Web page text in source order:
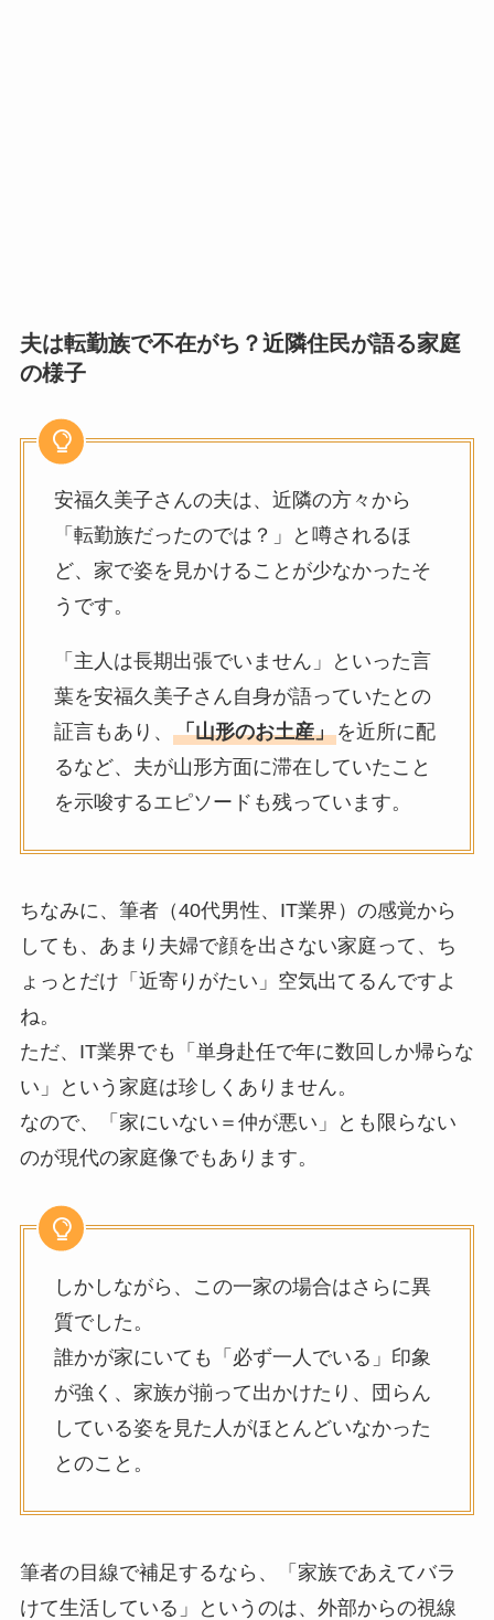
夫は転勤族で不在がち？近隣住民が語る家庭
の様子
安福久美子さんの夫は、近隣の方々から
「転勤族だったのでは？」と噂されるほ
ど、家で姿を見かけることが少なかったそ
うです。
「主人は長期出張でいません」といった言
葉を安福久美子さん自身が語っていたとの
証言もあり、 「山形のお土産」を近所に配
るなど、夫が山形方面に滞在していたこと
を示唆するエピソードも残っています。
ちなみに、筆者（40代男性、IT業界）の感覚から
しても、あまり夫婦で顔を出さない家庭って、ち
ょっとだけ「近寄りがたい」空気出てるんですよ
ね。
ただ、IT業界でも「単身赴任で年に数回しか帰らな
い」という家庭は珍しくありません。
なので、「家にいない＝仲が悪い」とも限らない
のが現代の家庭像でもあります。
しかしながら、この一家の場合はさらに異
質でした。
誰かが家にいても「必ず一人でいる」印象
が強く、家族が揃って出かけたり、団らん
している姿を見た人がほとんどいなかった
とのこと。
筆者の目線で補足するなら、「家族であえてバラ
けて生活している」というのは、外部からの視線